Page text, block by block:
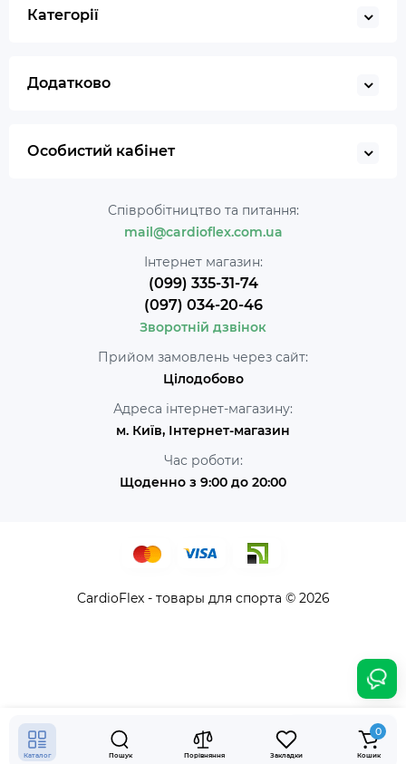
Каталог Пошук Порівняння Закладки
0
Кошик
15888 грн. Купити
Категорії
Додатково
Особистий кабінет
Співробітництво та питання:
mail@cardioflex.com.ua
Інтернет магазин:
(099) 335-31-74
(097) 034-20-46
Зворотній дзвінок
Прийом замовлень через сайт:
Цілодобово
Адреса інтернет-магазину:
м. Київ, Інтернет-магазин
Час роботи:
Щоденно з 9:00 до 20:00
CardioFlex - товары для спорта © 2026